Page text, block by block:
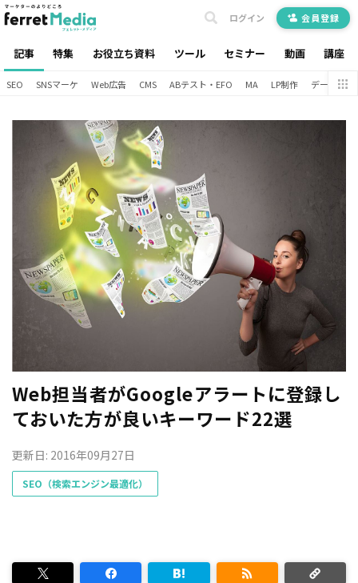
記事 特集 お役立ち資料 ツール セミナー 動画 講座
ログイン 会員登録
SEO SNSマーケ Web広告 CMS ABテスト・EFO MA LP制作 データ分析
Web担当者がGoogleアラートに登録し
ておいた方が良いキーワード22選
更新日: 2016年09月27日
SEO（検索エンジン最適化）